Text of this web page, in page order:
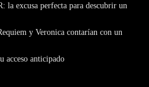
la excusa perfecta para descubrir un
y Veronica contarían con un
acceso anticipado